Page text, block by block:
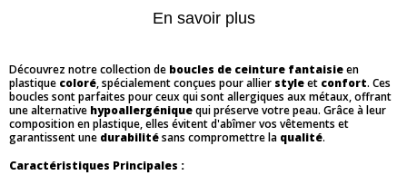
En savoir plus
Découvrez notre collection de boucles de ceinture fantaisieen
plastique coloré, spécialement conçues pour allier styleet confort. Ces
boucles sont parfaites pour ceux qui sont allergiques aux métaux, offrant
une alternative hypoallergéniquequi préserve votre peau. Grâce à leur
composition en plastique, elles évitent d'abîmer vos vêtements et
garantissent une durabilitésans compromettre la qualité.
Caractéristiques Principales :